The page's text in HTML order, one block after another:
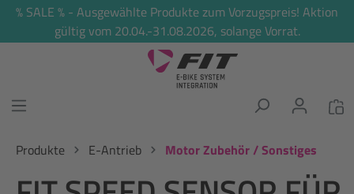
springen
% SALE % - Ausgewählte Produkte zum Vorzugspreis! Aktion
gültig vom 20.04.-31.08.2026, solange Vorrat.
Produkte E-Antrieb Motor Zubehör / Sonstiges